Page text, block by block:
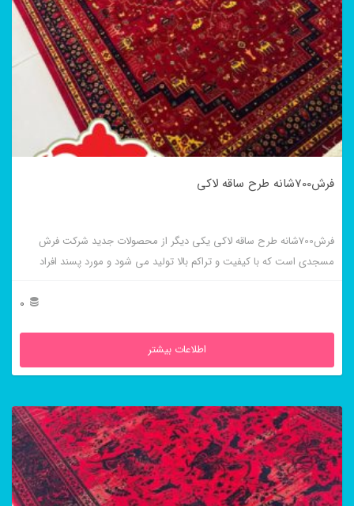
فرش700شانه طرح ساقه لاکی
فرش700شانه طرح ساقه لاکی یکی دیگر از محصولات جدید شرکت فرش
مسجدی است که با کیفیت و تراکم بالا تولید می شود و مورد پسند افراد
0
اطلاعات بیشتر